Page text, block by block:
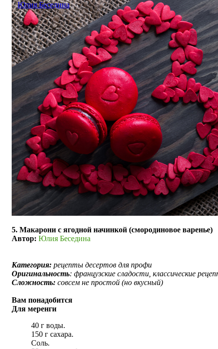
Юлия Беседина
5. Макарони с ягодной начинкой (смородиновое варенье)
Автор: Юлия Беседина
Категория: рецепты десертов для профи
Оригинальность: французские сладости, классические
Сложность: совсем не простой (но вкусный)
Вам понадобится
Для меренги
40 г воды.
150 г сахара.
Соль.